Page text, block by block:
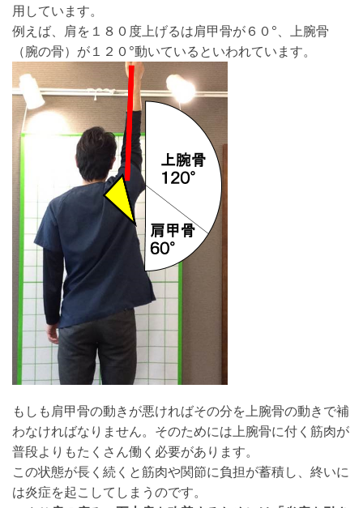
用しています。
例えば、肩を１８０度上げるは肩甲骨が６０°、上腕骨
（腕の骨）が１２０°動いているといわれています。
もしも肩甲骨の動きが悪ければその分を上腕骨の動きで補
わなければなりません。そのためには上腕骨に付く筋肉が
普段よりもたくさん働く必要があります。
この状態が長く続くと筋肉や関節に負担が蓄積し、終いに
は炎症を起こしてしまうのです。